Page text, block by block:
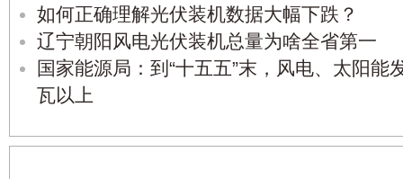
如何正确理解光伏装机数据大幅下跌？
辽宁朝阳风电光伏装机总量为啥全省第一
国家能源局：到“十五五”末，风电、太阳能
瓦以上